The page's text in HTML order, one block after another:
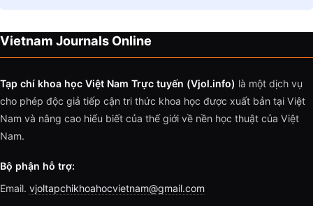
Vietnam Journals Online
Tạp chí khoa học Việt Nam Trực tuyến (Vjol.info) là một dịch vụ
cho phép độc giả tiếp cận tri thức khoa học được xuất bản tại Việt
Nam và nâng cao hiểu biết của thế giới về nền học thuật của Việt
Nam.
Bộ phận hỗ trợ:
Email. vjoltapchikhoahocvietnam@gmail.com